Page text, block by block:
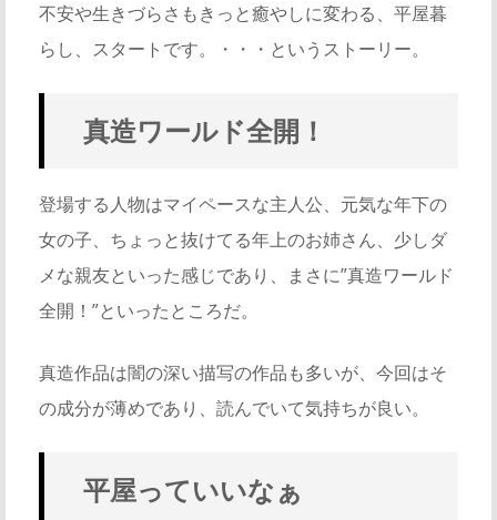
不安や生きづらさもきっと癒やしに変わる、平屋暮
らし、スタートです。・・・というストーリー。
真造ワールド全開！
登場する人物はマイペースな主人公、元気な年下の
女の子、ちょっと抜けてる年上のお姉さん、少しダ
メな親友といった感じであり、まさに”真造ワールド
全開！”といったところだ。
真造作品は闇の深い描写の作品も多いが、今回はそ
の成分が薄めであり、読んでいて気持ちが良い。
平屋っていいなぁ